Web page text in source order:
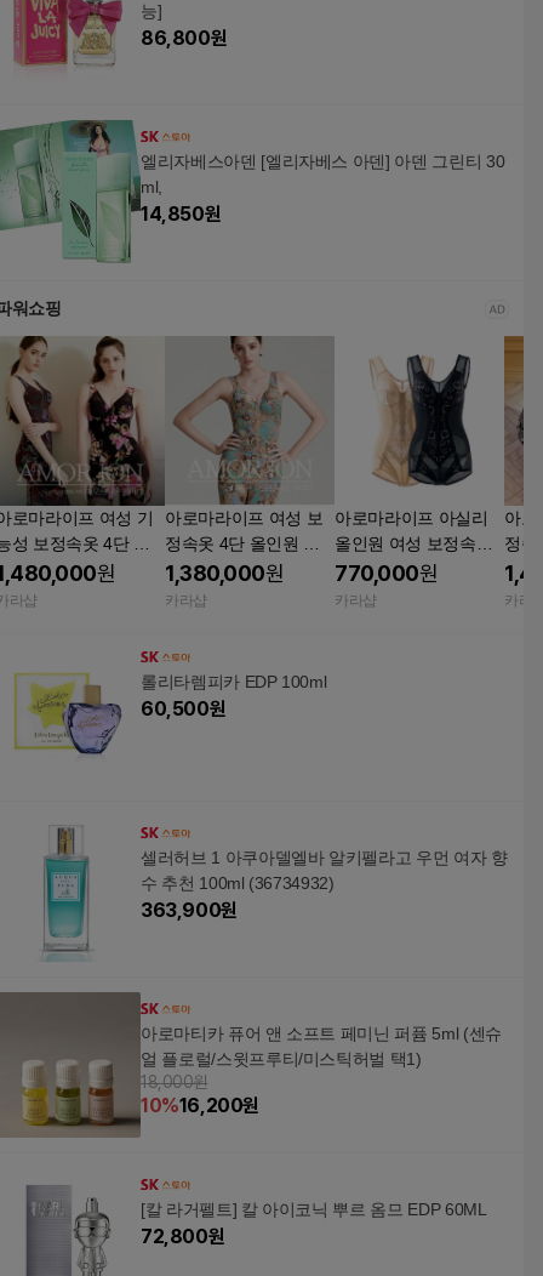
능]
86,800원
엘리자베스아덴 [엘리자베스 아덴] 아덴 그린티 30
ml,
14,850원
워쇼핑
로마라이프 여성 기
성 보정속옷 4단 일
형 올인원 슈트 아모
이온롱바디 드보라
원
라샵
아로마라이프 여성 보
정속옷 4단 올인원 바
디쉐이퍼 롱바디 체형
보정 아모르이온 아바
1,380,000원
카라샵
아로마라이프 아실리
올인원 여성 보정속옷
바디슈트 허리 골반 보
정 슬림핏
770,000원
카라샵
아로
정속
이퍼
에스
카라
롤리타렘피카 EDP 100ml
60,500원
셀러허브 1 아쿠아델엘바 알키펠라고 우먼 여자 향
수 추천 100ml (36734932)
363,900원
아로마티카 퓨어 앤 소프트 페미닌 퍼퓸 5ml (센슈
얼 플로럴/스윗프루티/미스틱허벌 택1)
18,000원
10%16,200원
[칼 라거펠트] 칼 아이코닉 뿌르 옴므 EDP 60ML
72,800원